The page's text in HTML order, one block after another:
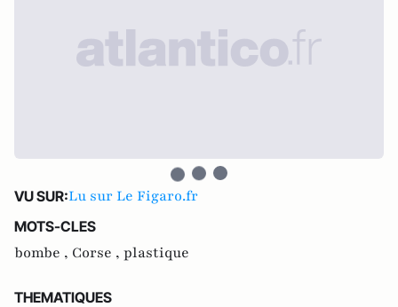
VU SUR:Lu sur Le Figaro.fr
MOTS-CLES
bombe , Corse , plastique
THEMATIQUES